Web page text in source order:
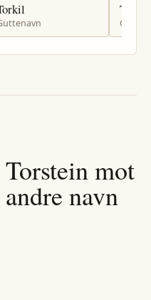
Torsteinmot
andre navn